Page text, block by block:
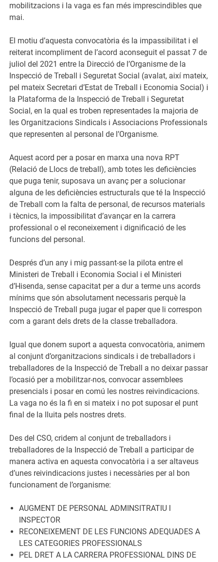
mobilitzacions i la vaga es fan més imprescindibles que
mai.
El motiu d’aquesta convocatòria és la impassibilitat i el
reiterat incompliment de l’acord aconseguit el passat 7 de
juliol del 2021 entre la Direcció de l’Organisme de la
Inspecció de Treball i Seguretat Social (avalat, així mateix,
pel mateix Secretari d’Estat de Treball i Economia Social) i
la Plataforma de la Inspecció de Treball i Seguretat
Social, en la qual es troben representades la majoria de
les Organitzacions Sindicals i Associacions Professionals
que representen al personal de l’Organisme.
Aquest acord per a posar en marxa una nova RPT
(Relació de Llocs de treball), amb totes les deficiències
que puga tenir, suposava un avanç per a solucionar
alguna de les deficiències estructurals que té la Inspecció
de Treball com la falta de personal, de recursos materials
i tècnics, la impossibilitat d’avançar en la carrera
professional o el reconeixement i dignificació de les
funcions del personal.
Després d’un any i mig passant-se la pilota entre el
Ministeri de Treball i Economia Social i el Ministeri
d’Hisenda, sense capacitat per a dur a terme uns acords
mínims que són absolutament necessaris perquè la
Inspecció de Treball puga jugar el paper que li correspon
com a garant dels drets de la classe treballadora.
Igual que donem suport a aquesta convocatòria, animem
al conjunt d’organitzacions sindicals i de treballadors i
treballadores de la Inspecció de Treball a no deixar passar
l’ocasió per a mobilitzar-nos, convocar assemblees
presencials i posar en comú les nostres reivindicacions.
La vaga no és la fi en si mateix i no pot suposar el punt
final de la lluita pels nostres drets.
Des del CSO, cridem al conjunt de treballadors i
treballadores de la Inspecció de Treball a participar de
manera activa en aquesta convocatòria i a ser altaveus
d’unes reivindicacions justes i necessàries per al bon
funcionament de l’organisme:
AUGMENT DE PERSONAL ADMINSITRATIU I
INSPECTOR
RECONEIXEMENT DE LES FUNCIONS ADEQUADES A
LES CATEGORIES PROFESSIONALS
PEL DRET A LA CARRERA PROFESSIONAL DINS DE